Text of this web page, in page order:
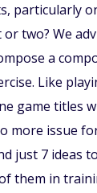
particularly
two? We
a
Like
game titles
more issue
just 7 ideas
them in